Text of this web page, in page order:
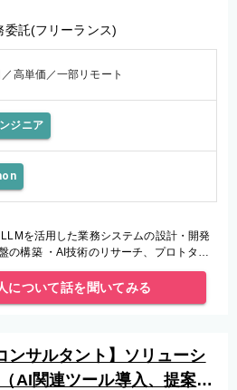
委託(フリーランス)
高単価／一部リモート
ジニア
を活用した業務システムの設計・開発
の構築 ・AI技術のリサーチ、プロトタイ
について話を聞いてみる
ンサルタント】ソリューシ
AI関連ツール導入、提案支